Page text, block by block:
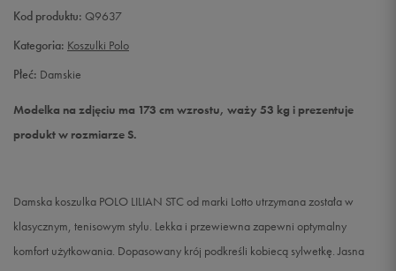
Kod produktu: Q9637
Kategoria: Koszulki Polo
Płeć: Damskie
Modelka na zdjęciu ma 173 cm wzrostu, waży 53 kg i prezentuje
produkt w rozmiarze S.
Damska koszulka POLO LILIAN STC od marki Lotto utrzymana została w
klasycznym, tenisowym stylu. Lekka i przewiewna zapewni optymalny
komfort użytkowania. Dopasowany krój podkreśli kobiecą sylwetkę. Jasna